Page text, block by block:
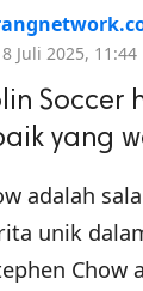
Juli 2025, 11:44
Soccer
yang
adalah
unik
Chow